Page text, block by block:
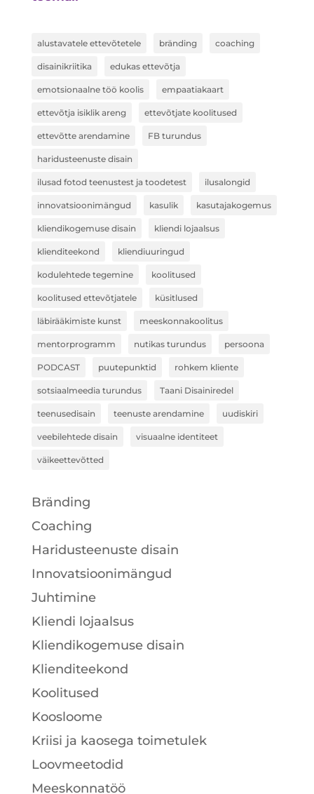
alustavatele ettevõtetele bränding coaching
disainikriitika edukas ettevõtja
emotsionaalne töö koolis empaatiakaart
ettevõtja isiklik areng ettevõtjate koolitused
ettevõtte arendamine FB turundus
haridusteenuste disain
ilusad fotod teenustest ja toodetest ilusalongid
innovatsioonimängud kasulik kasutajakogemus
kliendikogemuse disain kliendi lojaalsus
klienditeekond kliendiuuringud
kodulehtede tegemine koolitused
koolitused ettevõtjatele küsitlused
läbirääkimiste kunst meeskonnakoolitus
mentorprogramm nutikas turundus persoona
PODCAST puutepunktid rohkem kliente
sotsiaalmeedia turundus Taani Disainiredel
teenusedisain teenuste arendamine uudiskiri
veebilehtede disain visuaalne identiteet
väikeettevõtted
Bränding
Coaching
Haridusteenuste disain
Innovatsioonimängud
Juhtimine
Kliendi lojaalsus
Kliendikogemuse disain
Klienditeekond
Koolitused
Koosloome
Kriisi ja kaosega toimetulek
Loovmeetodid
Meeskonnatöö